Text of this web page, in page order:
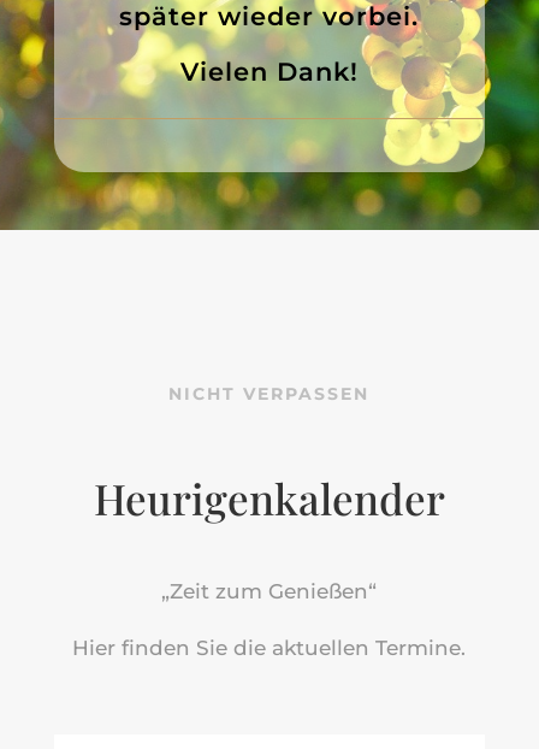
später wieder vorbei.
Vielen Dank!
NICHT VERPASSEN
Heurigenkalender
„Zeit zum Genießen“
Hier finden Sie die aktuellen Termine.